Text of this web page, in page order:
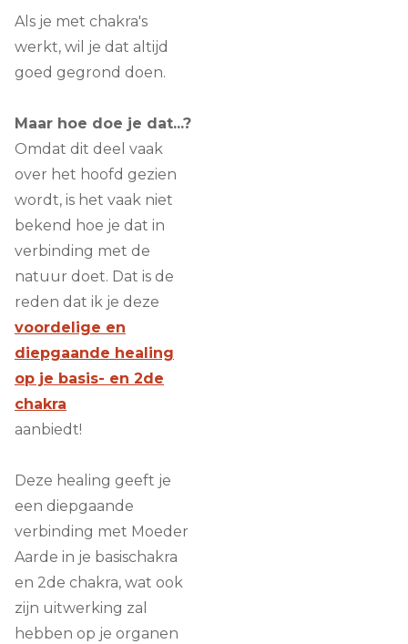
Als je met chakra's
werkt, wil je dat altijd
goed gegrond doen.
Maar hoe doe je dat...?
Omdat dit deel vaak
over het hoofd gezien
wordt, is het vaak niet
bekend hoe je dat in
verbinding met de
natuur doet. Dat is de
reden dat ik je deze
voordelige en
diepgaande healing
op je basis- en 2de
chakra
aanbiedt!
Deze healing geeft je
een diepgaande
verbinding met Moeder
Aarde in je basischakra
en 2de chakra, wat ook
zijn uitwerking zal
hebben op je organen